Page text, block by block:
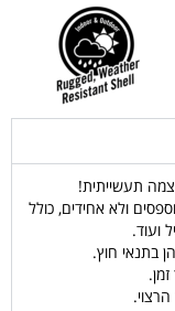
תעשייתית!
ולא אחידים, כולל
ועוד.
בתנאי חוץ.